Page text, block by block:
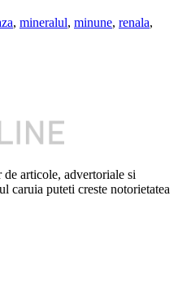
, mineralul, minune, renala,
articole, advertoriale si
caruia puteti creste notorietatea